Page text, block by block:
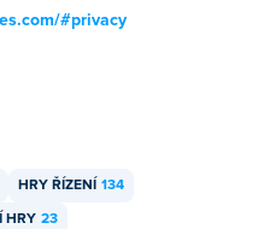
#privacy
HRY ŘÍZENÍ 134
HRY 23